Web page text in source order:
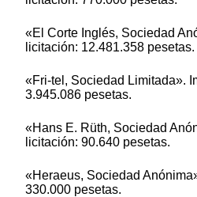
«El Corte Inglés, Sociedad
licitación: 12.481.358 pesetas.
«Fri-tel, Sociedad Limitada».
3.945.086 pesetas.
«Hans E. Rüth, Sociedad
licitación: 90.640 pesetas.
«Heraeus, Sociedad
330.000 pesetas.